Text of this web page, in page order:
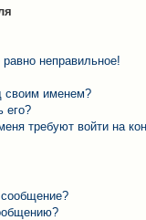
неправильное!
своим именем?
его?
требуют войти на